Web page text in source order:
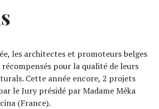
les architectes et promoteurs belges
pour la qualité de leurs
Cette année encore, 2 projets
le Jury présidé par Madame Méka
(France).